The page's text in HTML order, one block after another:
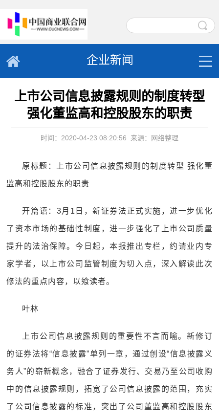
企业新闻
上市公司信息披露规则的制度转型
强化董监高和控股股东的职责
时间：2020-04-23 08:20:56 来源：网络整理
原标题：上市公司信息披露规则的制度转型 强化董
监高和控股股东的职责
开篇语：3月1日，新证券法正式实施，进一步优化
了资本市场的基础性制度，进一步强化了上市公司质量
提升的法治保障。今日起，本报推出专栏，约请业内专
家学者，以上市公司监管制度为切入点，深入解读此次
修法的重点内容，以飨读者。
叶林
上市公司信息披露规则的重要性不言而喻。新修订
的证券法将“信息披露”单列一章，通过创设“信息披露义
务人”的崭新概念，融合了证券发行、交易乃至公司收购
中的信息披露规则，拓宽了公司信息披露的范围，充实
了公司信息披露的标准，突出了公司董监高和控股股东